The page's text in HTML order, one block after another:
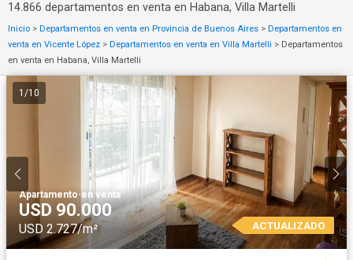
14.866 departamentos en venta en Habana, Villa Martelli
Inicio > Departamentos en venta en Provincia de Buenos Aires > Departamentos en
venta en Vicente López > Departamentos en venta en Villa Martelli > Departamentos
en venta en Habana, Villa Martelli
1 /10
Apartamento·en venta
USD 90.000
USD 2.727/m² ACTUALIZADO